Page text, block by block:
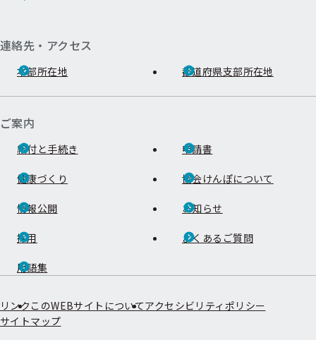
連絡先・アクセス
本部所在地 都道府県支部所在地
ご案内
給付と手続き 申請書
健康づくり 協会けんぽについて
情報公開 お知らせ
採用 よくあるご質問
用語集
リンク このWEBサイトについてアクセシビリティポリシー
サイトマップ